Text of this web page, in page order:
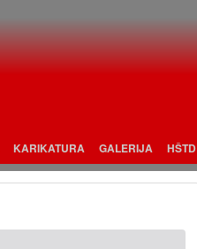
KARIKATURA GALERIJA HŠTD